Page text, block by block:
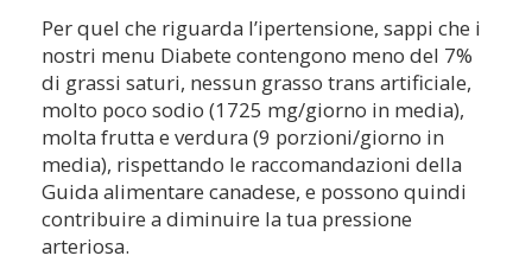
Per quel che riguarda l’ipertensione, sappi che i
nostri menu Diabete contengono meno del 7%
di grassi saturi, nessun grasso trans artificiale,
molto poco sodio (1725 mg/giorno in media),
molta frutta e verdura (9 porzioni/giorno in
media), rispettando le raccomandazioni della
Guida alimentare canadese, e possono quindi
contribuire a diminuire la tua pressione
arteriosa.